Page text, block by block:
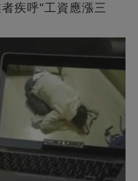
疾呼"工資應漲三